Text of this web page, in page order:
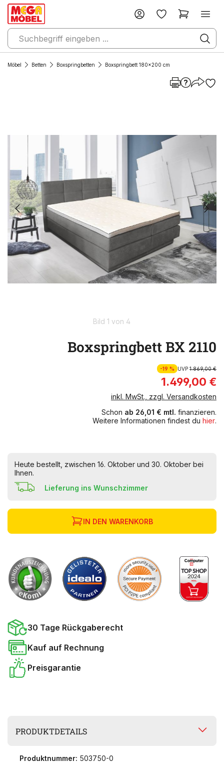
Möbel Betten Boxspringbetten Boxspringbett 180x200 cm
Bild 1 von 4
Boxspringbett BX 2110
-19 % UVP1.869,00 €
1.499,00 €
inkl. MwSt., zzgl. Versandkosten
Schon ab 26,01 € mtl. finanzieren.
Weitere Informationen findest du hier.
Heute bestellt, zwischen 16. Oktober und 30. Oktober bei
Ihnen.
Lieferung ins Wunschzimmer
IN DEN WARENKORB
30 Tage Rückgaberecht
Kauf auf Rechnung
Preisgarantie
PRODUKTDETAILS
Produktnummer: 503750-0